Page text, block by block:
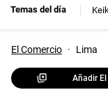
Temas del día
El Comercio · Lima
Añadir